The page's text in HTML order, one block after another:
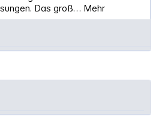
Das groß… Mehr